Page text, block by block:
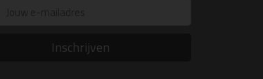
Inschrijven